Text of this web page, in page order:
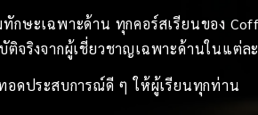
กษะเฉพาะด้าน ทุกคอร์สเรียนของ
จริงจากผู้เชี่ยวชาญเฉพาะด้านในแต่ล
อดประสบการณ์ดี ๆ ให้ผู้เรียนทุกท่าน